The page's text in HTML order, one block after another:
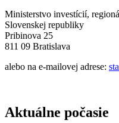
Ministerstvo investícií,
Slovenskej republiky
Pribinova 25
811 09 Bratislava
alebo na e-mailovej adrese:
Aktuálne počasie